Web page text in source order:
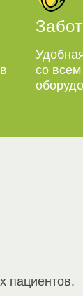
со
пациентов.